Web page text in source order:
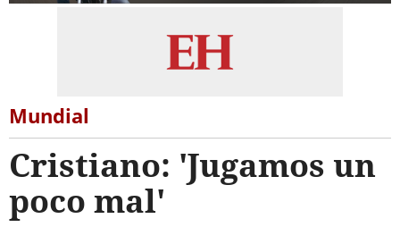
Mundial
Cristiano: 'Jugamos un
poco mal'